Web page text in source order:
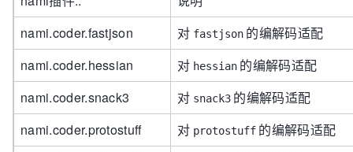
nami.coder.fastjson
对 fastjson 的编解码适配
nami.coder.hessian
对 hessian 的编解码适配
nami.coder.snack3
对 snack3 的编解码适配
nami.coder.protostuff
对 protostuff 的编解码适配